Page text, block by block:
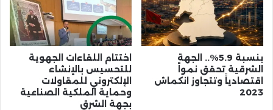
بنسبة 5.9%.. الجهة
الشرقية تحقق نمواً
اقتصادياً وتتجاوز انكماش
2023
اختتام اللقاءات الجهوية
للتحسيس بالإنشاء
الإلكتروني للمقاولات
وحماية الملكية الصناعية
بجهة الشرق